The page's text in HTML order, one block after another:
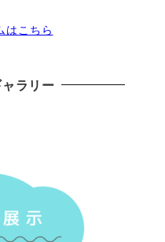
はこちら
ラリー